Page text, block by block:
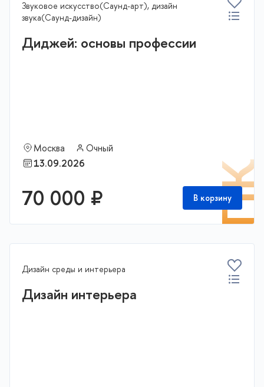
Звуковое искусство(Саунд-арт), дизайн
звука(Саунд-дизайн)
Диджей: основы профессии
Москва
Очный
13.09.2026
70 000 ₽ В корзину
Дизайн среды и интерьера
Дизайн интерьера